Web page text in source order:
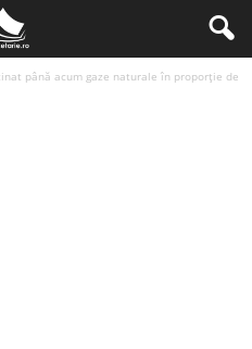
până acum gaze naturale în proporţie de